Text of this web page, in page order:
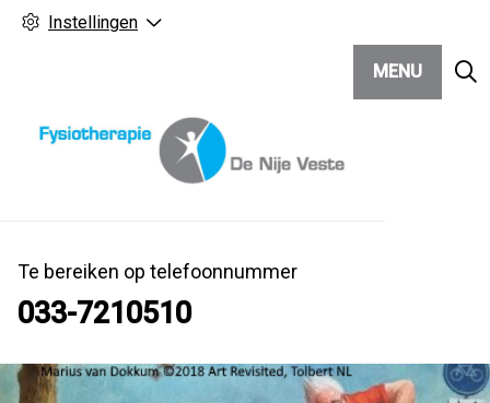
Instellingen
Te bereiken op telefoonnummer
033-7210510
MENU